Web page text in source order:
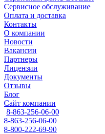
Сервисное обслуживание
Оплата и доставка
Контакты
О компании
Новости
Вакансии
Партнеры
Лицензии
Документы
Отзывы
Блог
Сайт компании
8-863-256-06-00
8-863-256-06-00
8-800-222-69-90